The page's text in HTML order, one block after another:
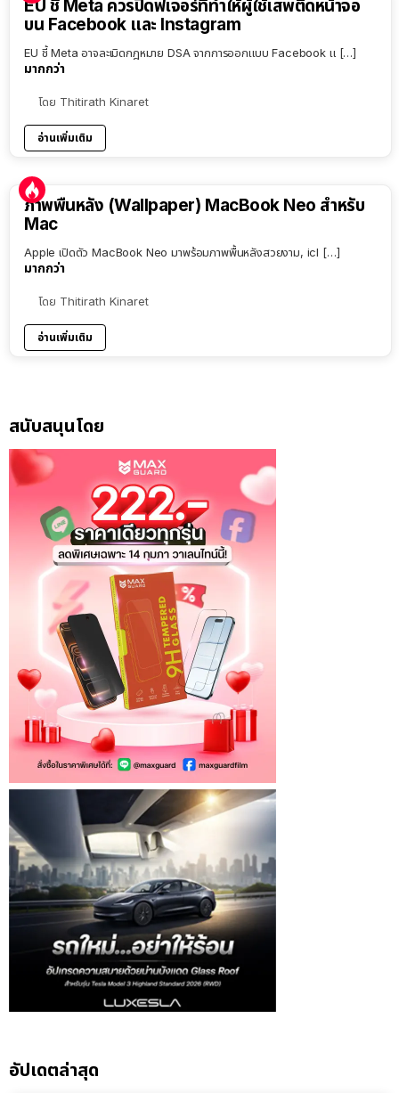
EU ชี้ Meta ควรปิดฟีเจอร์ที่ทำให้ผู้ใช้เสพติดหน้าจอ
บน Facebook และ Instagram
EU ชี้ Meta อาจละเมิดกฎหมาย DSA จากการออกแบบ Facebook แ […]
มากกว่า
โดย Thitirath Kinaret
อ่านเพิ่มเติม
ภาพพื้นหลัง (Wallpaper) MacBook Neo สำหรับ
Mac
Apple เปิดตัว MacBook Neo มาพร้อมภาพพื้นหลังสวยงาม, icl […]
มากกว่า
โดย Thitirath Kinaret
อ่านเพิ่มเติม
สนับสนุนโดย
อัปเดตล่าสุด